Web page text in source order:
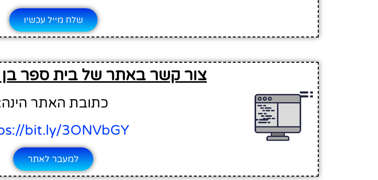
שלח מייל עכשיו
צור קשר באתר של בית ספר בן
כתובת האתר
bit.ly/3ONVbGY
למעבר לאתר